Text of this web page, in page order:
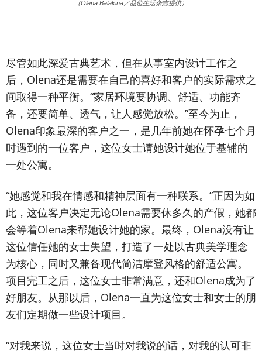
（Olena Balakina／品位生活杂志提供）
尽管如此深爱古典艺术，但在从事室内设计工作之
后，Olena还是需要在自己的喜好和客户的实际需求之
间取得一种平衡。“家居环境要协调、舒适、功能齐
备，还要简单、透气，让人感觉放松。”至今为止，
Olena印象最深的客户之一，是几年前她在怀孕七个月
时遇到的一位客户，这位女士请她设计她位于基辅的
一处公寓。
“她感觉和我在情感和精神层面有一种联系。”正因为如
此，这位客户决定无论Olena需要休多久的产假，她都
会等着Olena来帮她设计她的家。最终，Olena没有让
这位信任她的女士失望，打造了一处以古典美学理念
为核心，同时又兼备现代简洁摩登风格的舒适公寓。
项目完工之后，这位女士非常满意，还和Olena成为了
好朋友。从那以后，Olena一直为这位女士和女士的朋
友们定期做一些设计项目。
“对我来说，这位女士当时对我说的话，对我的认可非